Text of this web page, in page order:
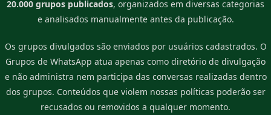
20.000 grupos publicados, organizados em diversas categorias
e analisados manualmente antes da publicação.
Os grupos divulgados são enviados por usuários cadastrados. O
Grupos de WhatsApp atua apenas como diretório de divulgação
e não administra nem participa das conversas realizadas dentro
dos grupos. Conteúdos que violem nossas políticas poderão ser
recusados ou removidos a qualquer momento.